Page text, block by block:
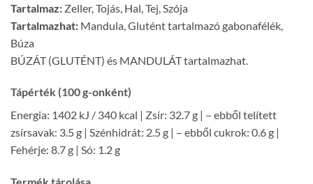
Tartalmaz: Zeller, Tojás, Hal, Tej, Szója
Tartalmazhat: Mandula, Glutént tartalmazó gabonafélék,
Búza
BÚZÁT (GLUTÉNT) és MANDULÁT tartalmazhat.
Tápérték (100 g-onként)
Energia: 1402 kJ / 340 kcal | Zsír: 32.7 g | – ebből telített
zsírsavak: 3.5 g | Szénhidrát: 2.5 g | – ebből cukrok: 0.6 g |
Fehérje: 8.7 g | Só: 1.2 g